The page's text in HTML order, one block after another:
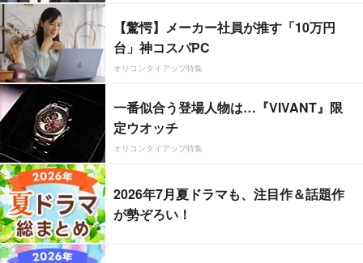
【驚愕】メーカー社員が推す「10万円
台」神コスパPC
オリコンタイアップ特集
一番似合う登場人物は…『VIVANT』限
定ウオッチ
オリコンタイアップ特集
2026年7月夏ドラマも、注目作＆話題作
が勢ぞろい！